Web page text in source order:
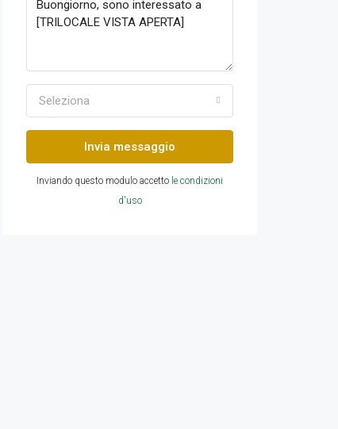
Seleziona
Invia messaggio
Inviando questo modulo accetto le condizioni
d'uso